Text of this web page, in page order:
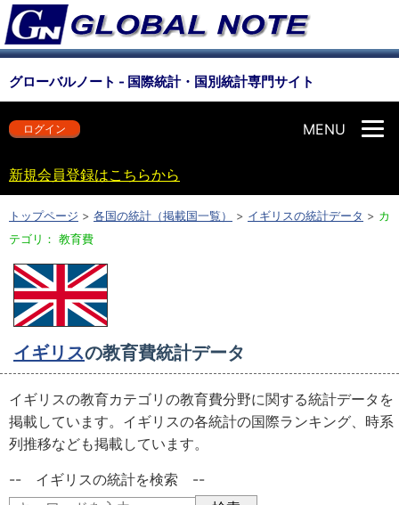
グローバルノート - 国際統計・国別統計専門サイト
MENU
ログイン
新規会員登録はこちらから
トップページ > 各国の統計（掲載国一覧） > イギリスの統計データ > カ
テゴリ： 教育費
イギリスの教育費統計データ
イギリスの教育カテゴリの教育費分野に関する統計データを
掲載しています。イギリスの各統計の国際ランキング、時系
列推移なども掲載しています。
-- イギリスの統計を検索 --